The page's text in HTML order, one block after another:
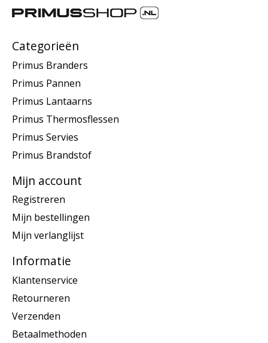
Categorieën
Primus Branders
Primus Pannen
Primus Lantaarns
Primus Thermosflessen
Primus Servies
Primus Brandstof
Mijn account
Registreren
Mijn bestellingen
Mijn verlanglijst
Informatie
Klantenservice
Retourneren
Verzenden
Betaalmethoden